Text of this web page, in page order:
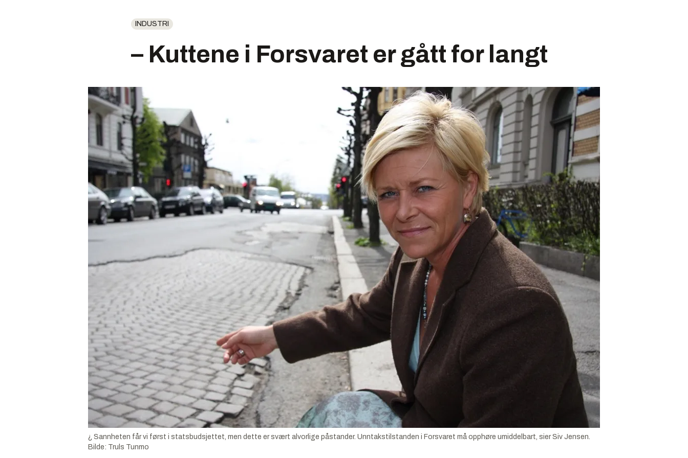
INDUSTRI
– Kuttene i Forsvaret er gått for langt
¿ Sannheten får vi først i statsbudsjettet, men dette er svært alvorlige påstander. Unntakstilstanden i Forsvaret må opphøre umiddelbart, sier Siv Jensen.
Bilde: Truls Tunmo